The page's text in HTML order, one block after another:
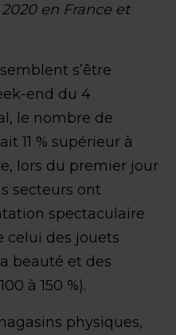
en France et
s’être
end du 4
le nombre de
11 % supérieur à
lors du premier jour
secteurs ont
spectaculaire
celui des jouets
beauté et des
à 150 %).
physiques,